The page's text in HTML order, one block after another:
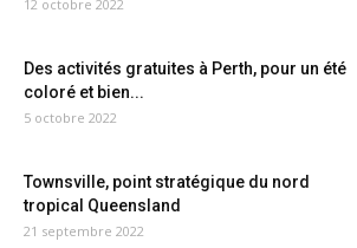
12 octobre 2022
Des activités gratuites à Perth, pour un été
coloré et bien...
5 octobre 2022
Townsville, point stratégique du nord
tropical Queensland
21 septembre 2022